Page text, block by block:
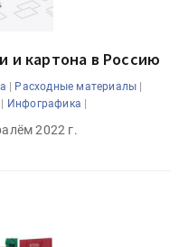
и картона в Россию
| Расходные материалы |
| Инфографика |
2022 г.